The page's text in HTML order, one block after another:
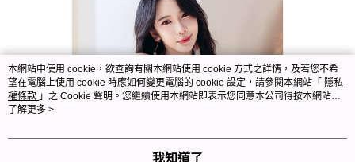
本網站中使用 cookie，欲查詢有關本網站使用 cookie 方式之詳情，及若您不希
望在電腦上使用 cookie 時應如何變更電腦的 cookie 設定，請參閱本網站「 隱私
權條款 」之 Cookie 聲明。您繼續使用本網站即表示您同意本公司得按本網站使
用條款之 Cookie 聲明使用 cookie。
了解更多 >
我知道了